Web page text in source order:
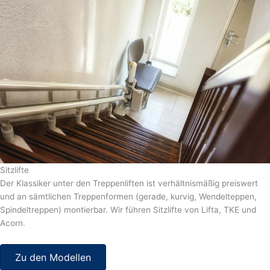
Sitzlifte
Der Klassiker unter den Treppenliften ist verhältnismäßig preiswert
und an sämtlichen Treppenformen (gerade, kurvig, Wendelteppen,
Spindeltreppen) montierbar. Wir führen Sitzlifte von Lifta, TKE und
Acorn.
Zu den Modellen